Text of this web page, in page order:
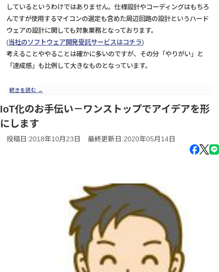
しているというわけではありません。仕様設計やコーディングはもちろ
んですが使用するマイコンの選定も含めた周辺回路の設計というハード
ウェアの設計に関しても対象業務となっております。
(当社のソフトウェア開発受託サービスはコチラ)
考えることややることは確かに多いのですが、その分「やりがい」と
「達成感」も比例して大きなものとなっています。
続きを読む →
IoT化のお手伝い－ワンストップでアイデアを形
にします
投稿日:2018年10月23日 最終更新日:2020年05月14日